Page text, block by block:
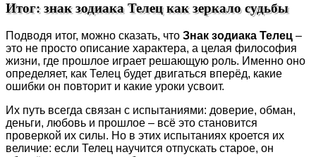
Итог: знак зодиака Телец как зеркало судьбы
Подводя итог, можно сказать, что Знак зодиака Телец –
это не просто описание характера, а целая философия
жизни, где прошлое играет решающую роль. Именно оно
определяет, как Телец будет двигаться вперёд, какие
ошибки он повторит и какие уроки усвоит.
Их путь всегда связан с испытаниями: доверие, обман,
деньги, любовь и прошлое – всё это становится
проверкой их силы. Но в этих испытаниях кроется их
величие: если Телец научится отпускать старое, он